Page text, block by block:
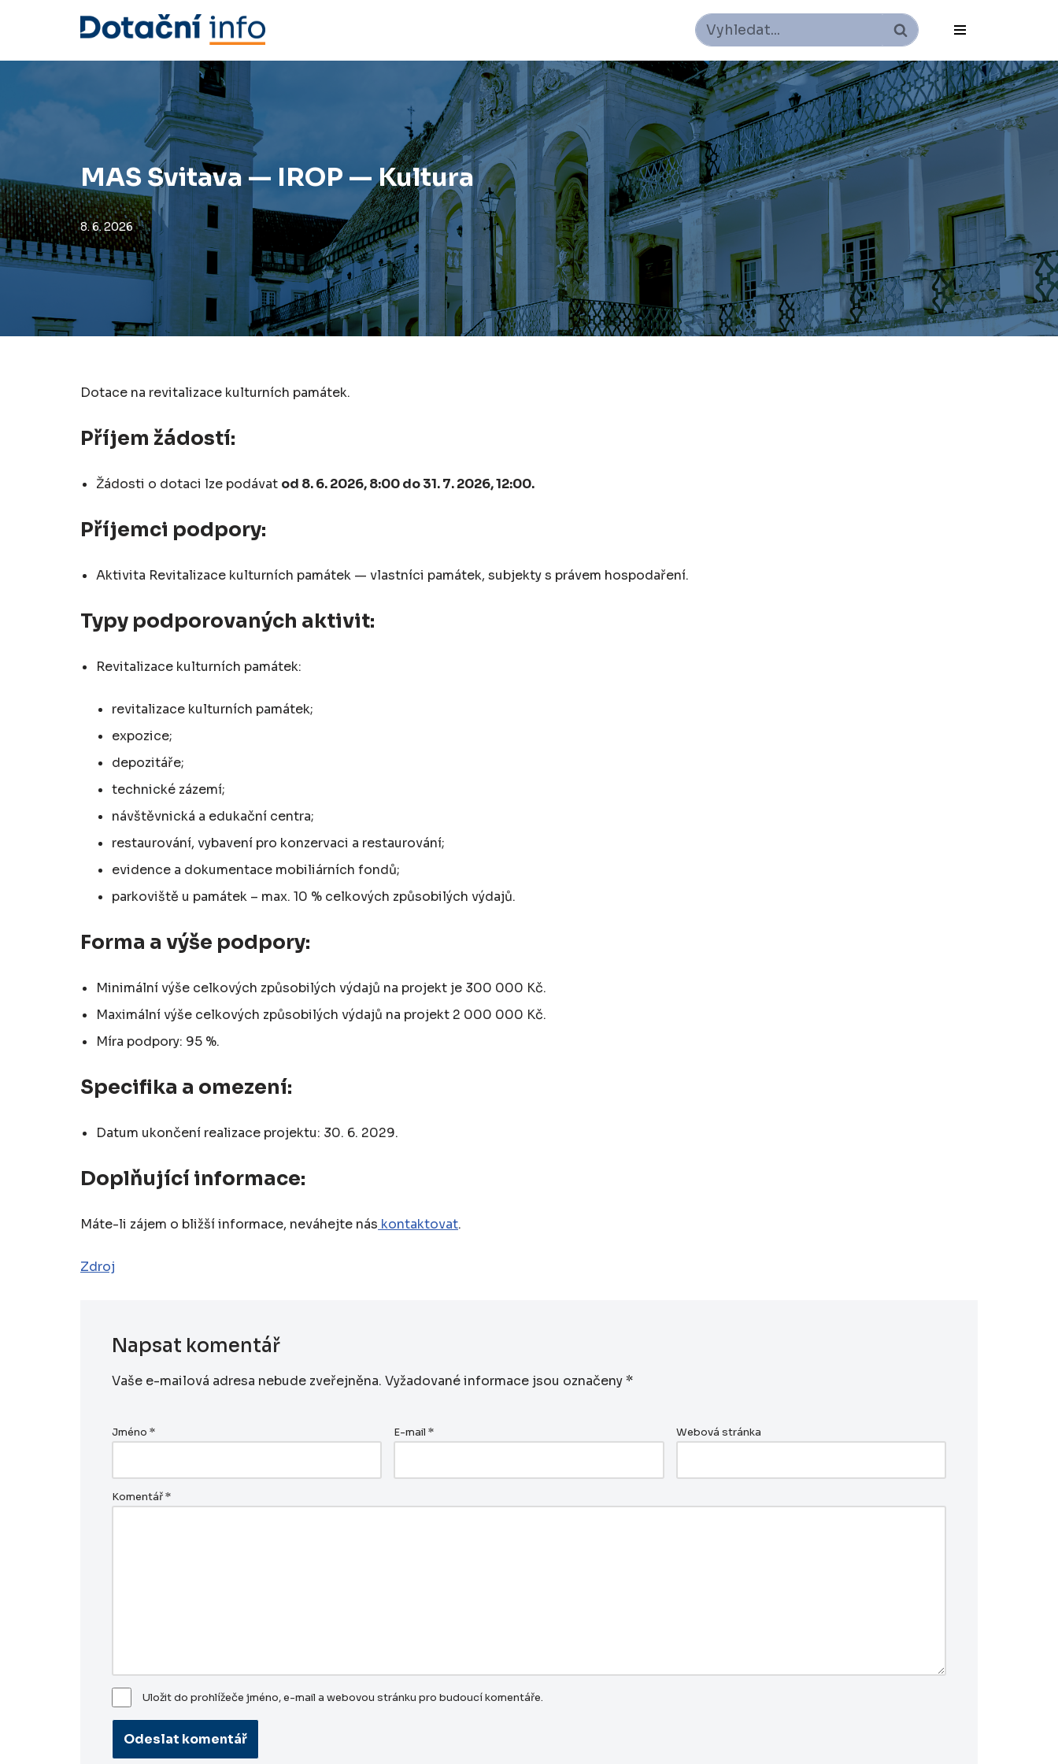
na
MAS Svitava — IROP — Kultura
8. 6. 2026
Dotace na revitalizace kulturních památek.
Příjem žádostí:
Žádosti o dotaci lze podávat od 8. 6. 2026, 8:00 do 31. 7. 2026, 12:00.
Příjemci podpory:
Aktivita Revitalizace kulturních památek — vlastníci památek, subjekty s právem hospodaření.
Typy podporovaných aktivit:
Revitalizace kulturních památek:
revitalizace kulturních památek;
expozice;
depozitáře;
technické zázemí;
návštěvnická a edukační centra;
restaurování, vybavení pro konzervaci a restaurování;
evidence a dokumentace mobiliárních fondů;
parkoviště u památek – max. 10 % celkových způsobilých výdajů.
Forma a výše podpory:
Minimální výše celkových způsobilých výdajů na projekt je 300 000 Kč.
Maximální výše celkových způsobilých výdajů na projekt 2 000 000 Kč.
Míra podpory: 95 %.
Specifika a omezení:
Datum ukončení realizace projektu: 30. 6. 2029.
Doplňující informace:
Máte-li zájem o bližší informace, neváhejte nás kontaktovat.
Zdroj
Napsat komentář
Vaše e-mailová adresa nebude zveřejněna. Vyžadované informace jsou označeny*
Jméno * E-mail* Webová stránka
Komentář*
Uložit do prohlížeče jméno, e-mail a webovou stránku pro budoucí komentáře.